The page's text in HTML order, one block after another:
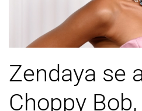
Zendaya se
Choppy